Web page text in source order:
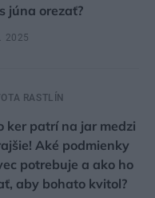
júna orezať?
2025
RASTLÍN
ker patrí na jar medzi
Aké podmienky
potrebuje a ako ho
aby bohato kvitol?